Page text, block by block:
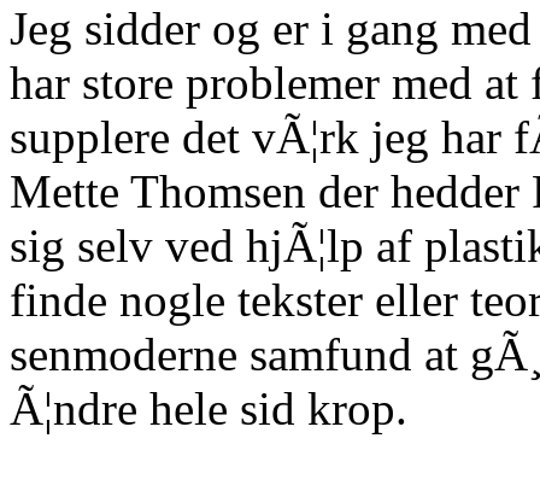
Jeg sidder og er i gang
har store problemer med
supplere det vÃ¦rk jeg har
Mette Thomsen der
sig selv ved hjÃ¦lp af
finde nogle tekster eller
senmoderne samfund at
Ã¦ndre hele sid krop.